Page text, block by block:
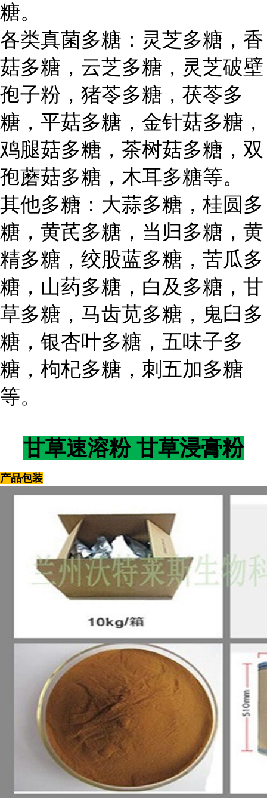
糖。
各类真菌多糖：灵芝多糖，香
菇多糖，云芝多糖，灵芝破壁
孢子粉，猪苓多糖，茯苓多
糖，平菇多糖，金针菇多糖，
鸡腿菇多糖，茶树菇多糖，双
孢蘑菇多糖，木耳多糖等。
其他多糖：大蒜多糖，桂圆多
糖，黄芪多糖，当归多糖，黄
精多糖，绞股蓝多糖，苦瓜多
糖，山药多糖，白及多糖，甘
草多糖，马齿苋多糖，鬼臼多
糖，银杏叶多糖，五味子多
糖，枸杞多糖，刺五加多糖
等。
甘草速溶粉 甘草浸膏粉
产品包装